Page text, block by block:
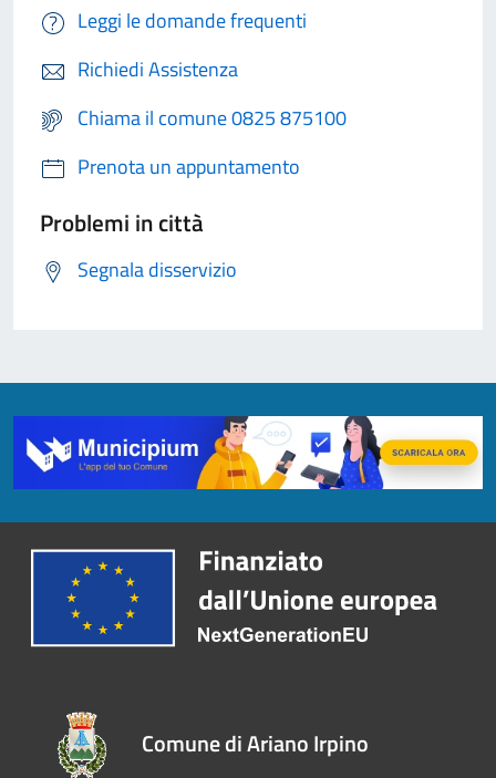
Leggi le domande frequenti
Richiedi Assistenza
Chiama il comune 0825 875100
Prenota un appuntamento
Problemi in città
Segnala disservizio
Comune di Ariano Irpino